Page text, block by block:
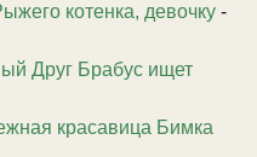
котенка, девочку -
Друг Брабус ищет
красавица Бимка